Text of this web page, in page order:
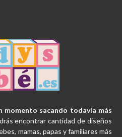
momento sacando todavía más
encontrar cantidad de diseños
mamas, papas y familiares más